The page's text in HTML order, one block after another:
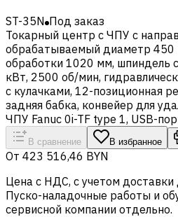
ST-35N Под заказ
Токарный центр с ЧПУ с
обрабатываемый диаметр 450
обработки 1020 мм, шпиндель
кВт, 2500 об/мин,
с кулачками, 12-позиционная
задняя бабка, конвейер для
ЧПУ Fanuc 0i-TF type 1, USB-
В сравнение В избранное
От 423 516,46 BYN
Цена c НДС, с учетом доставки
Пуско-наладочные работы и
сервисной компании отдельно.